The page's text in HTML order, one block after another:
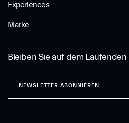
Experiences
Marke
Bleiben Sie auf dem Laufenden
NEWSLETTER ABONNIEREN